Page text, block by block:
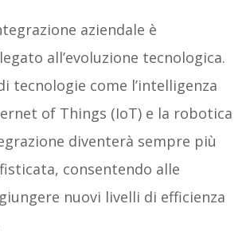
aziendale è
all’evoluzione tecnologica.
tecnologie come l’intelligenza
of Things (IoT) e la robotica
diventerà sempre più
consentendo alle
nuovi livelli di efficienza